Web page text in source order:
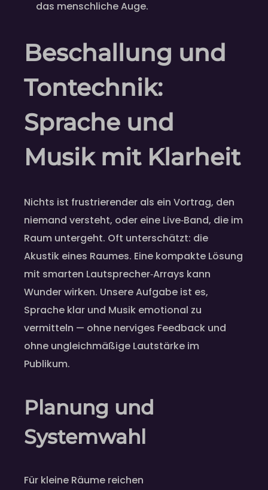
das menschliche Auge.
Beschallung und
Tontechnik:
Sprache und
Musik mit Klarheit
Nichts ist frustrierender als ein Vortrag, den
niemand versteht, oder eine Live‑Band, die im
Raum untergeht. Oft unterschätzt: die
Akustik eines Raumes. Eine kompakte Lösung
mit smarten Lautsprecher‑Arrays kann
Wunder wirken. Unsere Aufgabe ist es,
Sprache klar und Musik emotional zu
vermitteln — ohne nerviges Feedback und
ohne ungleichmäßige Lautstärke im
Publikum.
Planung und
Systemwahl
Für kleine Räume reichen